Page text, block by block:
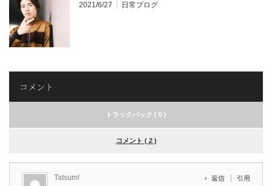
2021/6/27 日常ブログ
コメント
トラックバック ( 0 )
コメント ( 2 )
Tatsum! 返信 引用